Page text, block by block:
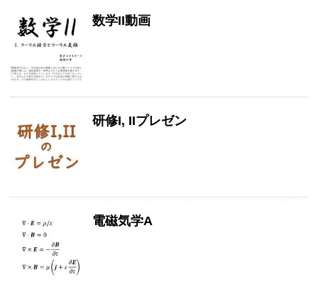
数学II動画
研修I, IIプレゼン
電磁気学A